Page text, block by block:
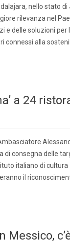
nello stato
rilevanza nel
e delle soluzioni
connessi alla
a 24
di consegna delle
italiano di
il